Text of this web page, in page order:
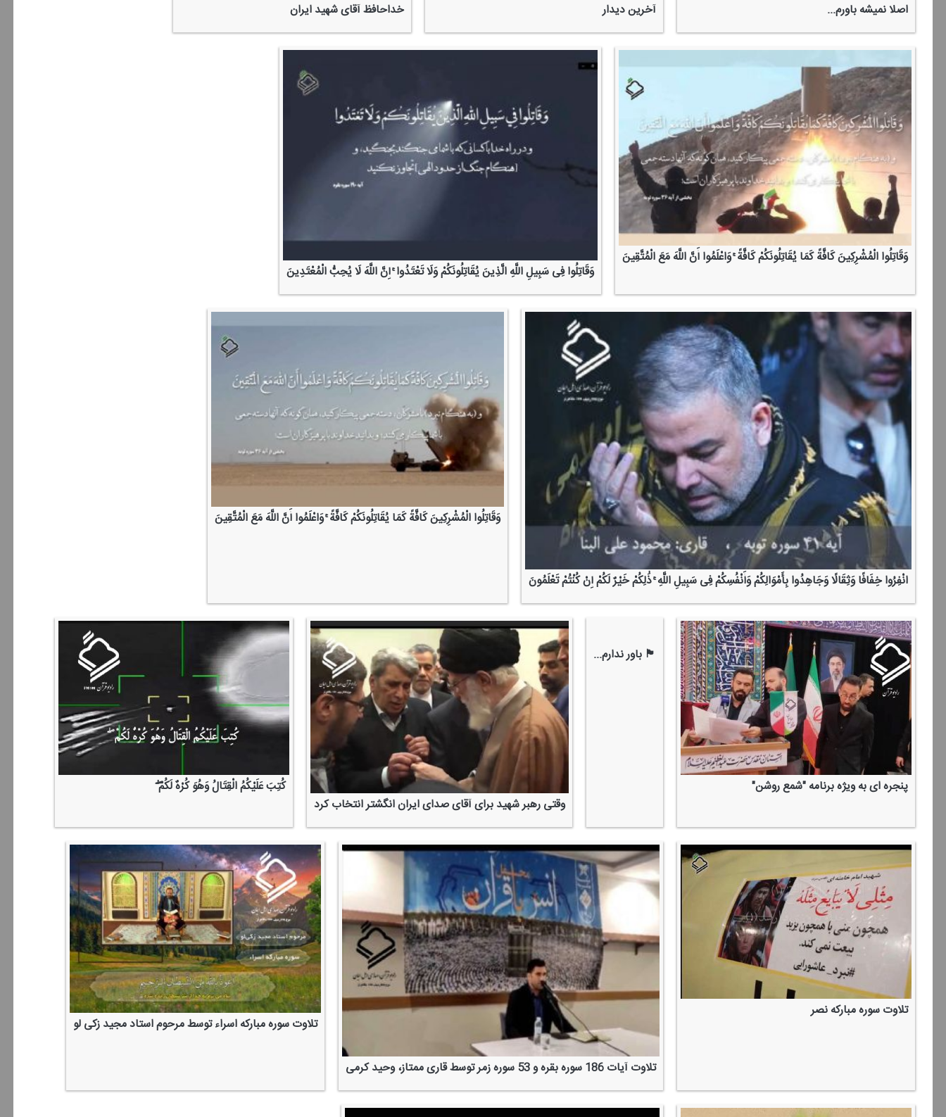
اصلا نمیشه باورم... آخرین دیدار خداحافظ آقای شهید ایران
وَقَاتِلُوا الْمُشْرِكِینَ كَافَّةً كَمَا یُقَاتِلُونَكُمْ كَافَّةً ۚ وَاعْلَمُوا أَنَّ اللَّهَ مَعَ الْمُتَّقِینَ
وَقَاتِلُوا فِی سَبِیلِ اللَّهِ الَّذِینَ یُقَاتِلُونَكُمْ وَلَا تَعْتَدُوا ۚ إِنَّ اللَّهَ لَا یُحِبُّ الْمُعْتَدِینَ
انْفِرُوا خِفَافًا وَثِقَالًا وَجَاهِدُوا بِأَمْوَالِكُمْ وَأَنْفُسِكُمْ فِی سَبِیلِ اللَّهِ ۚ ذَٰلِكُمْ خَیْرٌ لَكُمْ إِنْ كُنْتُمْ تَعْلَمُونَ
وَقَاتِلُوا الْمُشْرِكِینَ كَافَّةً كَمَا یُقَاتِلُونَكُمْ كَافَّةً ۚ وَاعْلَمُوا أَنَّ اللَّهَ مَعَ الْمُتَّقِینَ
پنجره ای به ویژه برنامه "شمع روشن"
🏴 باور ندارم...
وقتی رهبر شهید برای آقای صدای ایران انگشتر انتخاب كرد
كُتِبَ عَلَیْكُمُ الْقِتَالُ وَهُوَ كُرْهٌ لَكُمْ ۖ
تلاوت سوره مباركه نصر
تلاوت آیات 186 سوره بقره و 53 سوره زمر توسط قاری ممتاز، وحید كرمی
تلاوت سوره مباركه اسراء توسط مرحوم استاد مجید زكی لو